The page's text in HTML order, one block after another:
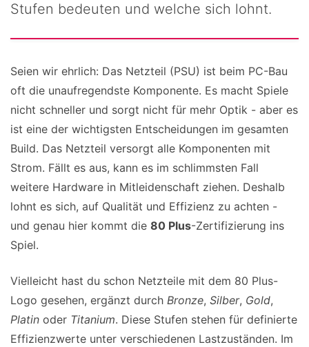
Stufen bedeuten und welche sich lohnt.
Seien wir ehrlich: Das Netzteil (PSU) ist beim PC-Bau
oft die unaufregendste Komponente. Es macht Spiele
nicht schneller und sorgt nicht für mehr Optik - aber es
ist eine der wichtigsten Entscheidungen im gesamten
Build. Das Netzteil versorgt alle Komponenten mit
Strom. Fällt es aus, kann es im schlimmsten Fall
weitere Hardware in Mitleidenschaft ziehen. Deshalb
lohnt es sich, auf Qualität und Effizienz zu achten -
und genau hier kommt die 80 Plus-Zertifizierung ins
Spiel.
Vielleicht hast du schon Netzteile mit dem 80 Plus-
Logo gesehen, ergänzt durch Bronze, Silber, Gold,
Platin oder Titanium. Diese Stufen stehen für definierte
Effizienzwerte unter verschiedenen Lastzuständen. Im